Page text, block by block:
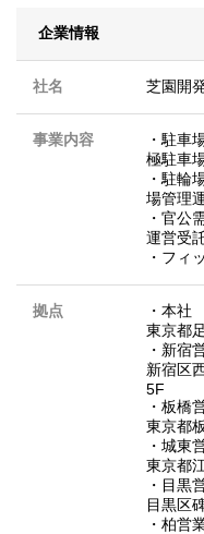
企業情報
社名 芝園開
事業内容
・駐車
極駐車場
・駐輪
場管理
・官公
運営受託
・フィ
拠点
・
東京都
・新
新宿区
5F
・板
東京都
・城
東京都
・目黒
目黒区
・